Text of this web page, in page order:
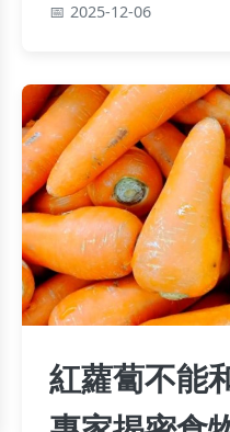
2025-12-06
紅蘿蔔不能